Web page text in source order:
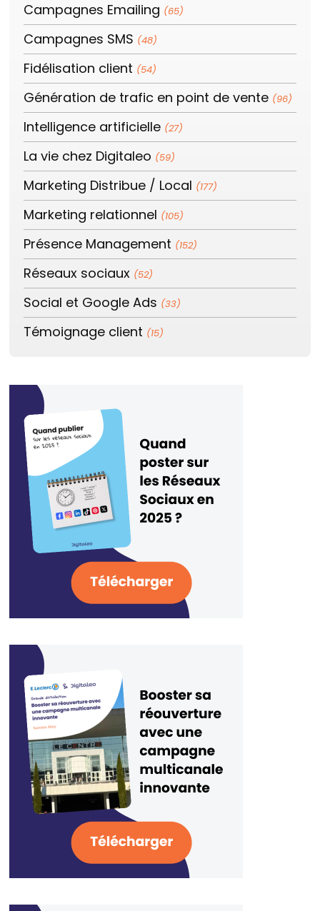
Campagnes Emailing (65)
Campagnes SMS (48)
Fidélisation client (54)
Génération de trafic en point de vente (96)
Intelligence artificielle (27)
La vie chez Digitaleo (59)
Marketing Distribue / Local (177)
Marketing relationnel (105)
Présence Management (152)
Réseaux sociaux (52)
Social et Google Ads (33)
Témoignage client (15)